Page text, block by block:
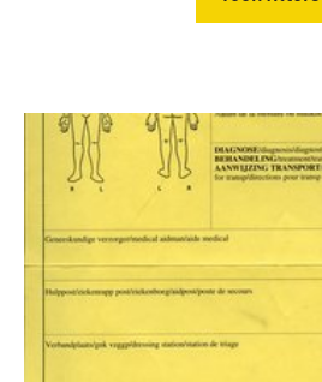
boek (26)